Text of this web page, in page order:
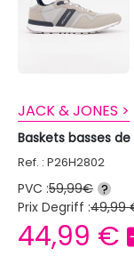
JACK & JONES >
Baskets basses
Ref. : P26H2802
PVC :59,99€ ?
Prix Degriff :49,99
44,99 €